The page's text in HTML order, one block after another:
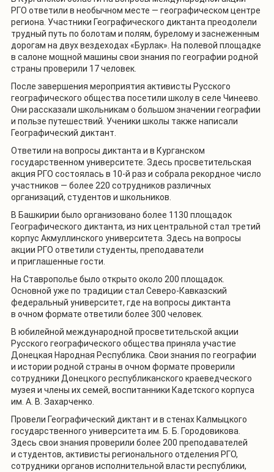
РГО ответили в необычном месте — географическом центре
региона. Участники Географического диктанта преодолели
трудный путь по болотам и полям, бурелому и заснеженным
дорогам на двух вездеходах «Бурлак». На полевой площадке
в салоне мощной машины свои знания по географии родной
страны проверили 17 человек.
После завершения мероприятия активисты Русского
географического общества посетили школу в селе Чинеево.
Они рассказали школьникам о большом значении географии
и пользе путешествий. Ученики школы также написали
Географический диктант.
Ответили на вопросы диктанта и в Курганском
государственном университете. Здесь просветительская
акция РГО состоялась в 10-й раз и собрала рекордное число
участников — более 220 сотрудников различных
организаций, студентов и школьников.
В Башкирии было организовано более 1130 площадок
Географического диктанта, из них центральной стал третий
корпус Акмуллинского университета. Здесь на вопросы
акции РГО ответили студенты, преподаватели
и приглашенные гости.
На Ставрополье было открыто около 200 площадок.
Основной уже по традиции стал Северо-Кавказский
федеральный университет, где на вопросы диктанта
в очном формате ответили более 300 человек.
В юбилейной международной просветительской акции
Русского географического общества приняла участие
Донецкая Народная Республика. Свои знания по географии
и истории родной страны в очном формате проверили
сотрудники Донецкого республиканского краеведческого
музея и члены их семей, воспитанники Кадетского корпуса
им. А. В. Захарченко.
Провели Географический диктант и в стенах Калмыцкого
государственного университета им. Б. Б. Городовикова.
Здесь свои знания проверили более 200 преподавателей
и студентов, активисты регионального отделения РГО,
сотрудники органов исполнительной власти республики,